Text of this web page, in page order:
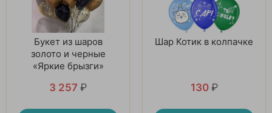
Букет из шаров
золото и черные
«Яркие брызги»
3 257 ₽
Шар Котик в колпачке
130 ₽